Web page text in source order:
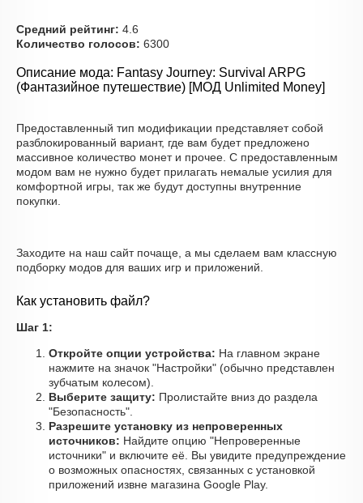
Средний рейтинг: 4.6
Количество голосов: 6300
Описание мода: Fantasy Journey: Survival ARPG
(Фантазийное путешествие) [МОД Unlimited Money]
Предоставленный тип модификации представляет собой
разблокированный вариант, где вам будет предложено
массивное количество монет и прочее. С предоставленным
модом вам не нужно будет прилагать немалые усилия для
комфортной игры, так же будут доступны внутренние
покупки.
Заходите на наш сайт почаще, а мы сделаем вам классную
подборку модов для ваших игр и приложений.
Как установить файл?
Шаг 1:
Откройте опции устройства: На главном экране
нажмите на значок "Настройки" (обычно представлен
зубчатым колесом).
Выберите защиту: Пролистайте вниз до раздела
"Безопасность".
Разрешите установку из непроверенных
источников: Найдите опцию "Непроверенные
источники" и включите её. Вы увидите предупреждение
о возможных опасностях, связанных с установкой
приложений извне магазина Google Play.